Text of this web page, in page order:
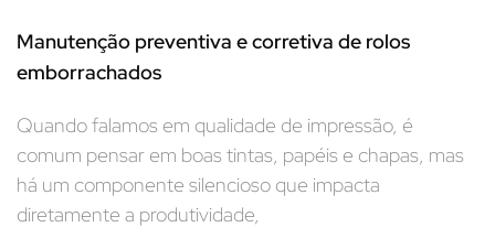
Manutenção preventiva e corretiva de rolos
emborrachados
Quando falamos em qualidade de impressão, é
comum pensar em boas tintas, papéis e chapas, mas
há um componente silencioso que impacta
diretamente a produtividade,